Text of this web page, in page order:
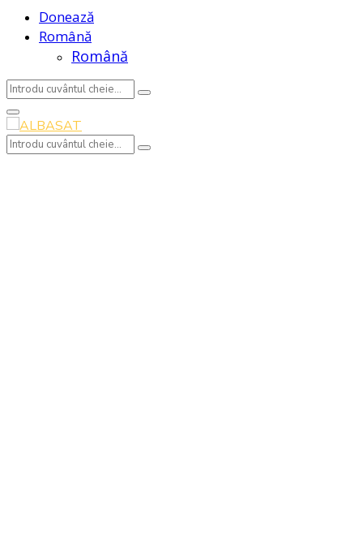
Donează
Română
Română
Search
for:
Search
Primary
Menu
Search
Search